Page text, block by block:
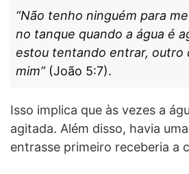
“Não tenho ninguém para
no tanque quando a água é
estou tentando entrar, outro
mim”(João 5:7).
Isso implica que às vezes a
agitada. Além disso, havia
entrasse primeiro receberia a